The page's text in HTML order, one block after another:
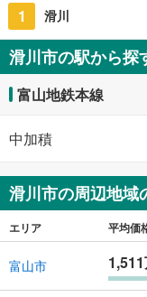
1 滑川
滑川市の駅から探
富山地鉄本線
中加積
滑川市の周辺地域
エリア 平均価
富山市